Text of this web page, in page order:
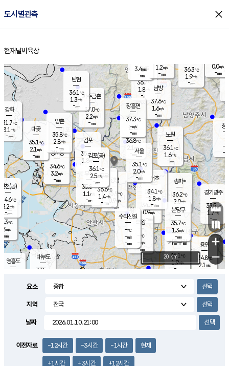
도시별관측 close
홈
현재날씨 육상
의도
℃
m/s
mm
영흥도
양주
36.7℃
1.8
-mm
과천
34.3℃
0.9m/s
- mm
용인
34.8℃
2.1 m/s
경기광주
33.5℃
1.7m/s
-mm
1.8m/s
대부도
33.5
경서동
34.6℃
3.2m/s
-mm
파주금촌
37.0℃
2.2m/s
-mm
36.3℃
1.9m/s
-mm
대곶
35.1℃
2.1 m/s
-mm
창
-
-m/
-
탄현
36.1℃
1.3m/s
-mm
0.0m/s
-mm
의왕
- ℃
-m/s
-mm
김포
35.6℃
1.8 m/s
mm
광명
35.9 ℃
0.9 m/s
-mm
부천
35.8℃
1.1 m/s
-mm
양촌
35.8℃
2.8m/s
-mm
구로
36.6℃
1.4m/s
-mm
은평
36.8℃
2.1 m/s
- mm
노원
36.1℃
1.6m/s
-mm
송파*
36.2℃
2.0m/s
-mm
서초
34.1℃
1.8m/s
-mm
남방
37.6℃
1.6m/s
-mm
기흥구갈
35.1℃
1.9m/s
-
수리산길
-℃
-m/s
-mm
분당구
35.7℃
1.3m/s
-mm
장흥면
37.3℃
-m/s
-mm
3.4m/s
-mm
강화
31.7℃
3.1 m/s
-mm
인천(공)
34.6℃
3.2m/s
-mm
김포(공)
36.1℃
2.5m/s
-mm
서울
35.1℃
2.0m/s
-mm
1.2m/s
-mm
+
−
20 km
요소
지역
날짜
이전자료 -12시간 -3시간 -1시간 현재
+1시간 +3시간 +12시간